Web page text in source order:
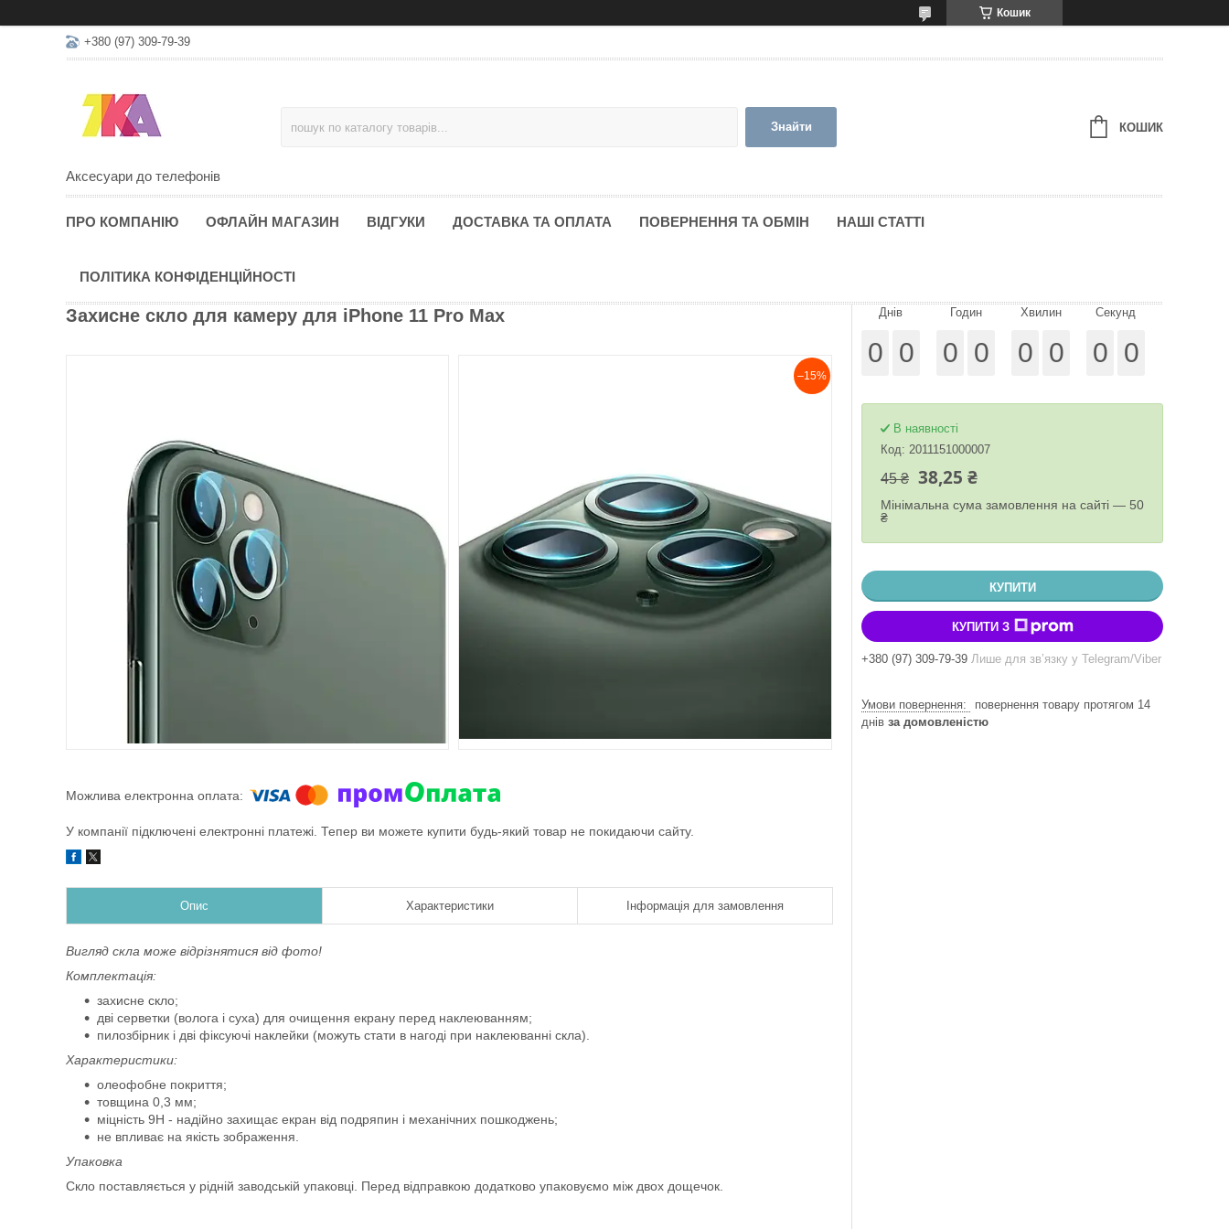
Кошик
+380 (97) 309-79-39
Аксесуари до телефонів
Знайти КОШИК
ПРО КОМПАНІЮ ОФЛАЙН МАГАЗИН ВІДГУКИ ДОСТАВКА ТА ОПЛАТА ПОВЕРНЕННЯ ТА ОБМІН НАШІ СТАТТІ
ПОЛІТИКА КОНФІДЕНЦІЙНОСТІ
Захисне скло для камеру для iPhone 11 Pro Max
–15%
У компанії підключені електронні платежі. Тепер ви можете купити будь-який товар не покидаючи сайту.
Опис Характеристики Інформація для замовлення
Вигляд скла може відрізнятися від фото!
Комплектація:
захисне скло;
дві серветки (волога і суха) для очищення екрану перед наклеюванням;
пилозбірник і дві фіксуючі наклейки (можуть стати в нагоді при наклеюванні скла).
Характеристики:
олеофобне покриття;
товщина 0,3 мм;
міцність 9Н - надійно захищає екран від подряпин і механічних пошкоджень;
не впливає на якість зображення.
Упаковка
Скло поставляється у рідній заводській упаковці. Перед відправкою додатково упаковуємо між двох дощечок.
Днів
0 0
Годин
0 0
Хвилин
0 0
Секунд
0 0
В наявності
Код: 2011151000007
45 ₴ 38,25 ₴
Мінімальна сума замовлення на сайті — 50
₴
КУПИТИ
КУПИТИ З
+380 (97) 309-79-39 Лише для звʼязку у Telegram/Viber
повернення товару протягом 14
днів за домовленістю